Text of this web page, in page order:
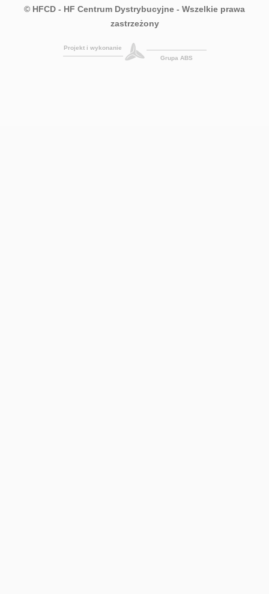
© HFCD - HF Centrum Dystrybucyjne - Wszelkie prawa
zastrzeżony
Projekt i wykonanie
Grupa ABS